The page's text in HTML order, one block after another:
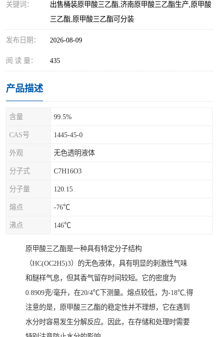
关键词：
出售桶装原甲酸三乙酯,济南原甲酸三乙酯生产,原甲酸
三乙酯,原甲酸三乙酯可分装
发布日期： 2026-08-09
阅 读 量： 435
产品描述
含量 99.5%
CAS号 1445-45-0
外观 无色透明液体
分子式 C7H16O3
分子量 120.15
熔点 -76℃
沸点 146℃
原甲酸三乙酯是一种具有特定分子结构
（HC(OC2H5)3）的无色液体，具有明显的刺激性气味
和醚样气息，但其香气留存时间较短。它的密度为
0.8909克/毫升，在20/4℃下测量。熔点较低，为-18℃,得
注意的是，原甲酸三乙酯的稳定性并不理想，它在遇到
水分时容易发生分解反应。因此，在存储和处理时需要
烷烃化工原料 合成中间体
水处理助剂